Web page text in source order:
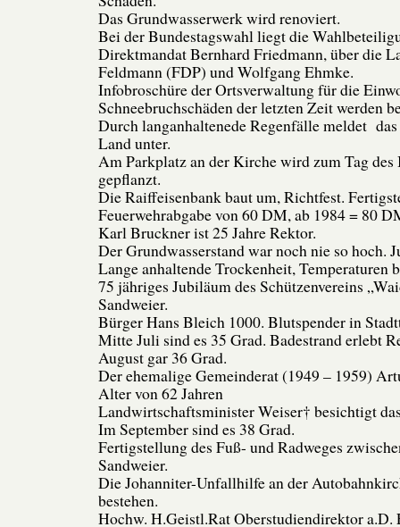
Das Grundwasserwerk wird renoviert.
Bei der Bundestagswahl liegt die
Direktmandat Bernhard Friedmann, über die
Feldmann (FDP) und Wolfgang Ehmke.
Infobroschüre der Ortsverwaltung für die
Schneebruchschäden der letzten Zeit werden
Durch langanhaltenede Regenfälle meldet
Land unter.
Am Parkplatz an der Kirche wird zum Tag des
gepflanzt.
Die Raiffeisenbank baut um, Richtfest.
Feuerwehrabgabe von 60 DM, ab 1984 = 80
Karl Bruckner ist 25 Jahre Rektor.
Der Grundwasserstand war noch nie so hoch.
Lange anhaltende Trockenheit, Temperaturen
75 jähriges Jubiläum des Schützenvereins
Sandweier.
Bürger Hans Bleich 1000. Blutspender in
Mitte Juli sind es 35 Grad. Badestrand erlebt
August gar 36 Grad.
Der ehemalige Gemeinderat (1949 – 1959)
Alter von 62 Jahren
Landwirtschaftsminister Weiser† besichtigt
Im September sind es 38 Grad.
Fertigstellung des Fuß- und Radweges
Sandweier.
Die Johanniter-Unfallhilfe an der
bestehen.
Hochw. H.Geistl.Rat Oberstudiendirektor